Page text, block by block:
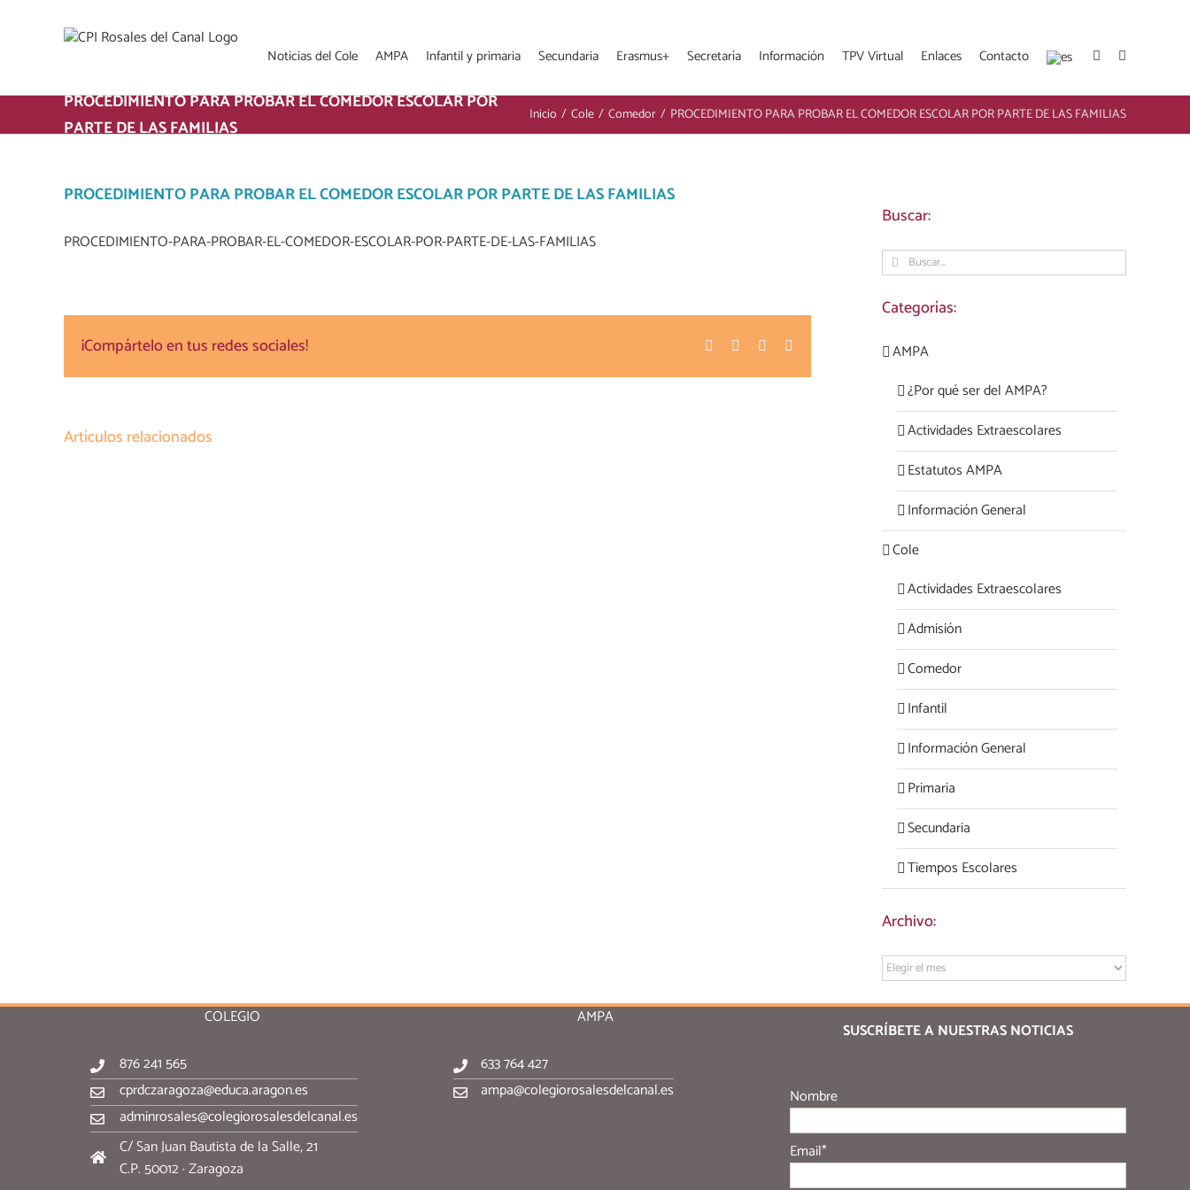
Noticias del Cole AMPA Infantil y primaria Secundaria Erasmus+ Secretaría Información TPV Virtual Enlaces Contacto
PROCEDIMIENTO PARA PROBAR EL COMEDOR ESCOLAR POR
PARTE DE LAS FAMILIAS
Inicio / Cole / Comedor / PROCEDIMIENTO PARA PROBAR EL COMEDOR ESCOLAR POR PARTE DE LAS FAMILIAS
PROCEDIMIENTO PARA PROBAR EL COMEDOR ESCOLAR POR PARTE DE LAS FAMILIAS
PROCEDIMIENTO-PARA-PROBAR-EL-COMEDOR-ESCOLAR-POR-PARTE-DE-LAS-FAMILIAS
¡Compártelo en tus redes sociales! Facebook
TwitterPinterest
Artículos relacionados
Buscar:
Buscar:
Categorías:
AMPA
¿Por qué ser del AMPA?
Actividades Extraescolares
Estatutos AMPA
Información General
Cole
Actividades Extraescolares
Admisión
Comedor
Infantil
Información General
Primaria
Secundaria
Tiempos Escolares
Archivo:
Archivo:
COLEGIO
876 241 565
cprdczaragoza@educa.aragon.es
adminrosales@colegiorosalesdelcanal.es
C/ San Juan Bautista de la Salle, 21
C.P. 50012 · Zaragoza
AMPA
633 764 427
ampa@colegiorosalesdelcanal.es
SUSCRÍBETE A NUESTRAS NOTICIAS
Nombre
Email*